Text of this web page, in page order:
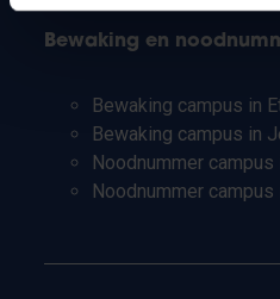
Bewaking en
Bewaking campus in
Bewaking campus in
Noodnummer
Noodnummer